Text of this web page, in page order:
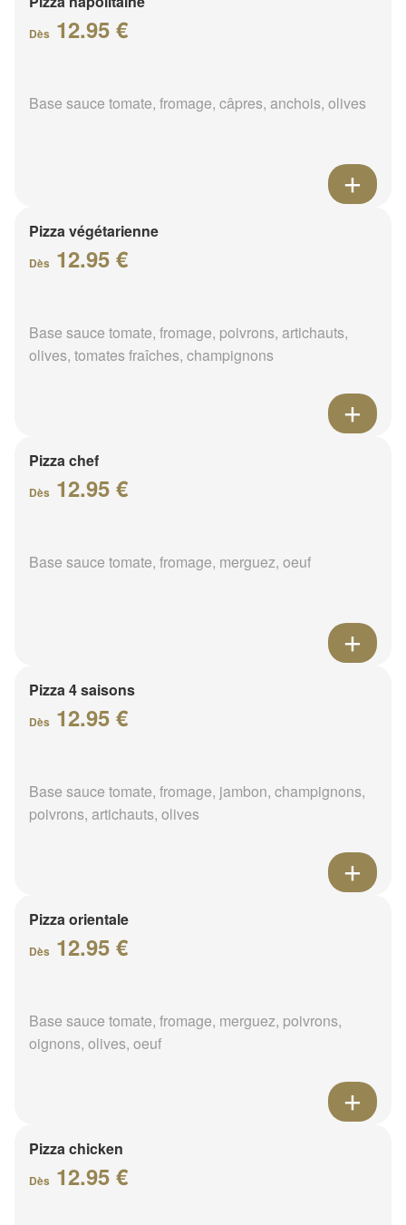
Dès 12.95 €
Base sauce tomate, fromage, câpres, anchois, olives
Pizza végétarienne
Dès 12.95 €
Base sauce tomate, fromage, poivrons, artichauts,
olives, tomates fraîches, champignons
Pizza chef
Dès 12.95 €
Base sauce tomate, fromage, merguez, oeuf
Pizza 4 saisons
Dès 12.95 €
Base sauce tomate, fromage, jambon, champignons,
poivrons, artichauts, olives
Pizza orientale
Dès 12.95 €
Base sauce tomate, fromage, merguez, poivrons,
oignons, olives, oeuf
Pizza chicken
Dès 12.95 €